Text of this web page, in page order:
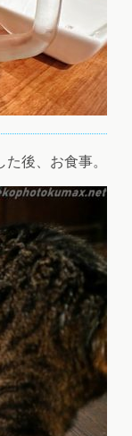
後、お食事。